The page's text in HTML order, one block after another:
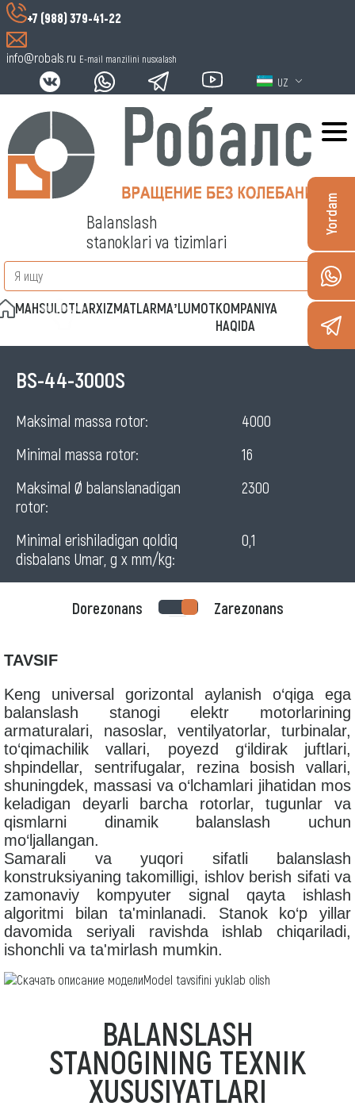
+7 (988) 379-41-22
info@robals.ru E-mail manzilini nusxalash
UZ
Balanslash
stanoklari va tizimlari
MAHSULOTLARXIZMATLARMAʼLUMOTKOMPANIYA
HAQIDA
Horizontal
machine
for
rotors
BS-44-3000S
Maksimal massa rotor:
4000
Minimal massa rotor:
16
Maksimal Ø balanslanadigan
rotor:
2300
Minimal erishiladigan qoldiq
disbalans Umar, g x mm/kg:
0,1
Dorezonans Zarezonans
TAVSIF
Keng universal gorizontal aylanish o‘qiga ega
balanslash stanogi elektr motorlarining
armaturalari, nasoslar, ventilyatorlar, turbinalar,
to‘qimachilik vallari, poyezd g‘ildirak juftlari,
shpindellar, sentrifugalar, rezina bosish vallari,
shuningdek, massasi va o‘lchamlari jihatidan mos
keladigan deyarli barcha rotorlar, tugunlar va
qismlarni dinamik balanslash uchun
mo‘ljallangan.
Samarali va yuqori sifatli balanslash
konstruksiyaning takomilligi, ishlov berish sifati va
zamonaviy kompyuter signal qayta ishlash
algoritmi bilan ta'minlanadi. Stanok ko‘p yillar
davomida seriyali ravishda ishlab chiqariladi,
ishonchli va ta'mirlash mumkin.
Model tavsifini yuklab olish
BALANSLASH
STANOGINING TEXNIK
XUSUSIYATLARI
Yordam